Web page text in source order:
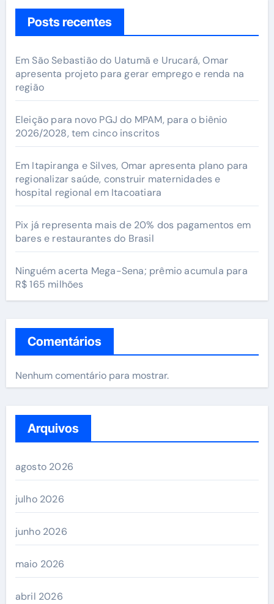
Posts recentes
Em São Sebastião do Uatumã e Urucará, Omar
apresenta projeto para gerar emprego e renda na
região
Eleição para novo PGJ do MPAM, para o biênio
2026/2028, tem cinco inscritos
Em Itapiranga e Silves, Omar apresenta plano para
regionalizar saúde, construir maternidades e
hospital regional em Itacoatiara
Pix já representa mais de 20% dos pagamentos em
bares e restaurantes do Brasil
Ninguém acerta Mega-Sena; prêmio acumula para
R$ 165 milhões
Comentários
Nenhum comentário para mostrar.
Arquivos
agosto 2026
julho 2026
junho 2026
maio 2026
abril 2026